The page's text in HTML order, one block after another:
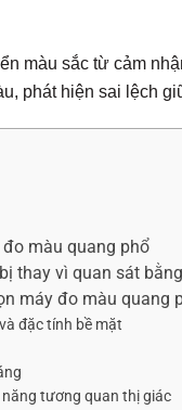
màu sắc từ cảm
phát hiện sai lệch
màu quang phổ
thay vì quan sát
máy đo màu quang
đặc tính bề mặt
tương quan thị giác